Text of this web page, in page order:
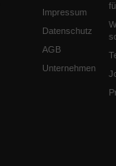
Impressum
Datenschutz
AGB
Unternehmen